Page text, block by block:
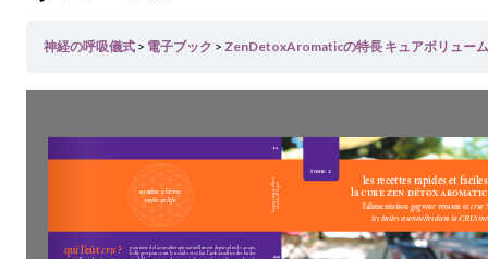
神経の呼吸儀式 電子ブック ZenDetoxAromaticの特長 キュアボリュー